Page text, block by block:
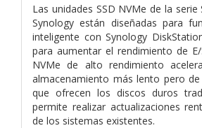
Las unidades SSD NVMe de la serie
Synology están diseñadas para
inteligente con Synology
para aumentar el rendimiento de E/
NVMe de alto rendimiento
almacenamiento más lento pero
que ofrecen los discos duros
permite realizar actualizaciones
de los sistemas existentes.